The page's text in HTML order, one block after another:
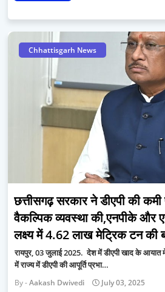
Chhattisgarh News
छत्तीसगढ़ सरकार ने डीएपी की
वैकल्पिक व्यवस्था की,एनपीके और
लक्ष्य में 4.62 लाख मेट्रिक टन की
रायपुर, 03 जुलाई 2025. देश में डीएपी खाद के
में राज्य में डीएपी की आपूर्ति प्रभा…
Aakash Dwivedi July 03, 2025